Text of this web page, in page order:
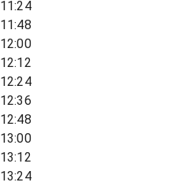
11:24
11:48
12:00
12:12
12:24
12:36
12:48
13:00
13:12
13:24